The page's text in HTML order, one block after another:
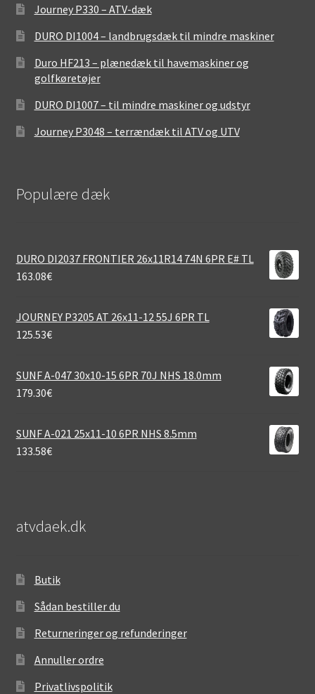
Journey P330 – ATV-dæk
DURO DI1004 – landbrugsdæk til mindre maskiner
Duro HF213 – plænedæk til havemaskiner og
golfkøretøjer
DURO DI1007 – til mindre maskiner og udstyr
Journey P3048 – terrændæk til ATV og UTV
Populære dæk
DURO DI2037 FRONTIER 26x11R14 74N 6PR E# TL
163.08€
JOURNEY P3205 AT 26x11-12 55J 6PR TL
125.53€
SUNF A-047 30x10-15 6PR 70J NHS 18.0mm
179.30€
SUNF A-021 25x11-10 6PR NHS 8.5mm
133.58€
atvdaek.dk
Butik
Sådan bestiller du
Returneringer og refunderinger
Annuller ordre
Privatlivspolitik